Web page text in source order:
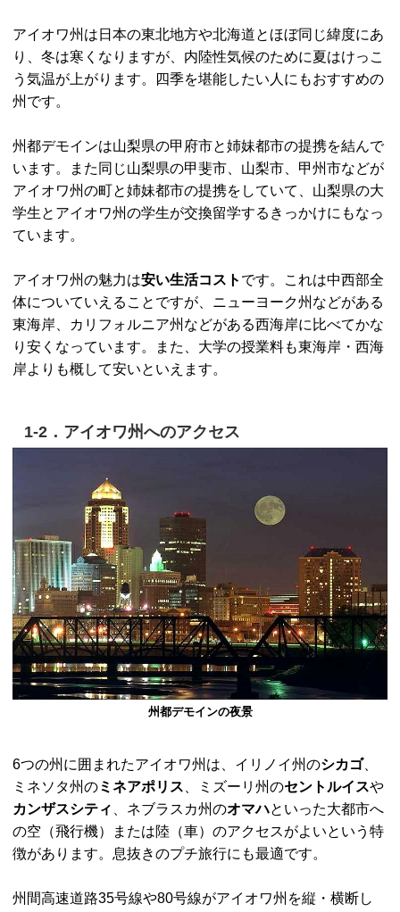
アイオワ州は日本の東北地方や北海道とほぼ同じ緯度にあ
り、冬は寒くなりますが、内陸性気候のために夏はけっこ
う気温が上がります。四季を堪能したい人にもおすすめの
州です。
州都デモインは山梨県の甲府市と姉妹都市の提携を結んで
います。また同じ山梨県の甲斐市、山梨市、甲州市などが
アイオワ州の町と姉妹都市の提携をしていて、山梨県の大
学生とアイオワ州の学生が交換留学するきっかけにもなっ
ています。
アイオワ州の魅力は安い生活コスト です。これは中西部全
体についていえることですが、ニューヨーク州などがある
東海岸、カリフォルニア州などがある西海岸に比べてかな
り安くなっています。また、大学の授業料も東海岸・西海
岸よりも概して安いといえます。
1-2．アイオワ州へのアクセス
州都デモインの夜景
6つの州に囲まれたアイオワ州は、イリノイ州のシカゴ、
ミネソタ州のミネアポリス、ミズーリ州のセントルイスや
カンザスシティ 、ネブラスカ州のオマハといった大都市へ
の空（飛行機）または陸（車）のアクセスがよいという特
徴があります。息抜きのプチ旅行にも最適です。
州間高速道路35号線や80号線がアイオワ州を縦・横断し